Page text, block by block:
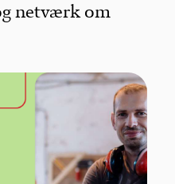
netværk om